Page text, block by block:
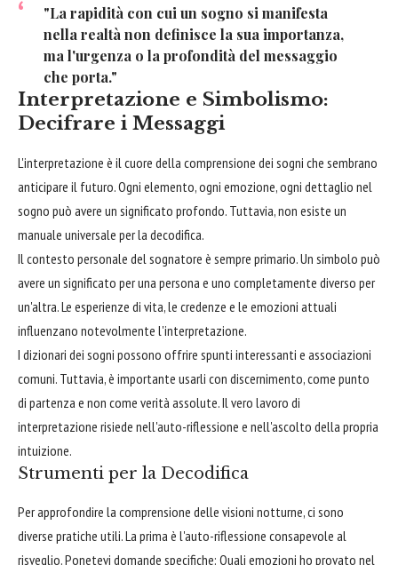
"La rapidità con cui un sogno si manifesta
nella realtà non definisce la sua importanza,
ma l'urgenza o la profondità del messaggio
che porta."
Interpretazione e Simbolismo:
Decifrare i Messaggi
L'interpretazione è il cuore della comprensione dei sogni che sembrano
anticipare il futuro. Ogni elemento, ogni emozione, ogni dettaglio nel
sogno può avere un significato profondo. Tuttavia, non esiste un
manuale universale per la decodifica.
Il contesto personale del sognatore è sempre primario. Un simbolo può
avere un significato per una persona e uno completamente diverso per
un'altra. Le esperienze di vita, le credenze e le emozioni attuali
influenzano notevolmente l'interpretazione.
I dizionari dei sogni possono offrire spunti interessanti e associazioni
comuni. Tuttavia, è importante usarli con discernimento, come punto
di partenza e non come verità assolute. Il vero lavoro di
interpretazione risiede nell'auto-riflessione e nell'ascolto della propria
intuizione.
Strumenti per la Decodifica
Per approfondire la comprensione delle visioni notturne, ci sono
diverse pratiche utili. La prima è l'auto-riflessione consapevole al
risveglio. Ponetevi domande specifiche: Quali emozioni ho provato nel